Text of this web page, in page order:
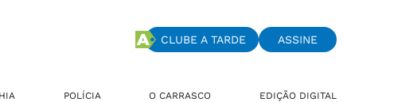
CLUBE A TARDE ASSINE
POLÍCIA O CARRASCO EDIÇÃO DIGITAL